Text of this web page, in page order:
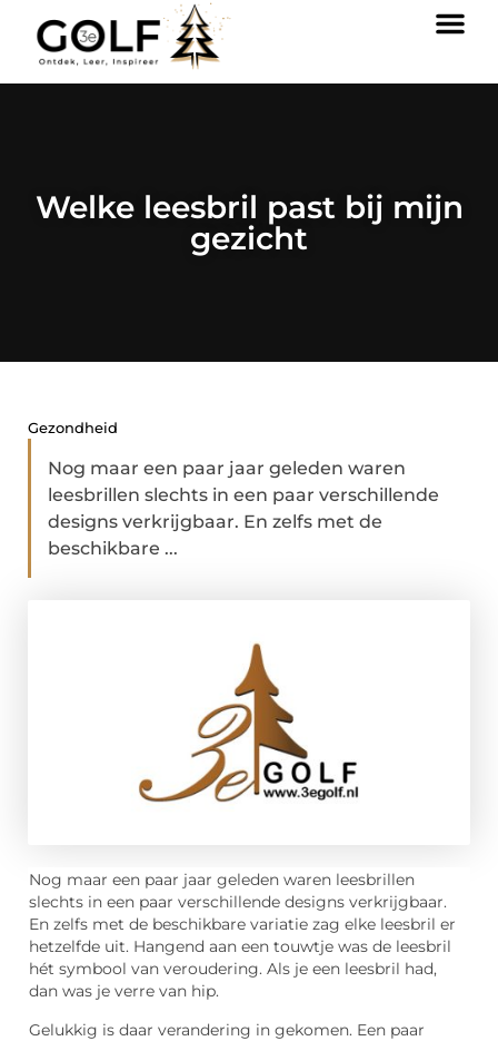
Welke leesbril past bij mijn
gezicht
Gezondheid
Nog maar een paar jaar geleden waren
leesbrillen slechts in een paar verschillende
designs verkrijgbaar. En zelfs met de
beschikbare ...
Nog maar een paar jaar geleden waren leesbrillen
slechts in een paar verschillende designs verkrijgbaar.
En zelfs met de beschikbare variatie zag elke leesbril er
hetzelfde uit. Hangend aan een touwtje was de leesbril
hét symbool van veroudering. Als je een leesbril had,
dan was je verre van hip.
Gelukkig is daar verandering in gekomen. Een paar